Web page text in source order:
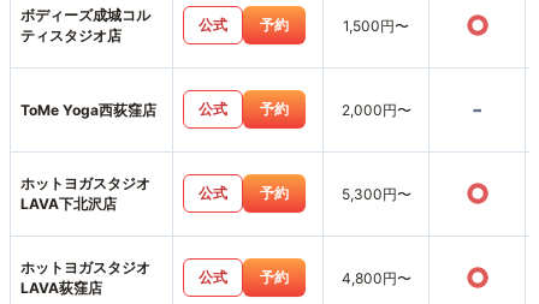
ボディーズ成城コル
ティスタジオ店
公式 予約 1,500円〜 ○
ToMe Yoga西荻窪店 公式 予約 2,000円〜 -
ホットヨガスタジオ
LAVA下北沢店
公式 予約 5,300円〜 ○
ホットヨガスタジオ
LAVA荻窪店
公式 予約 4,800円〜 ○